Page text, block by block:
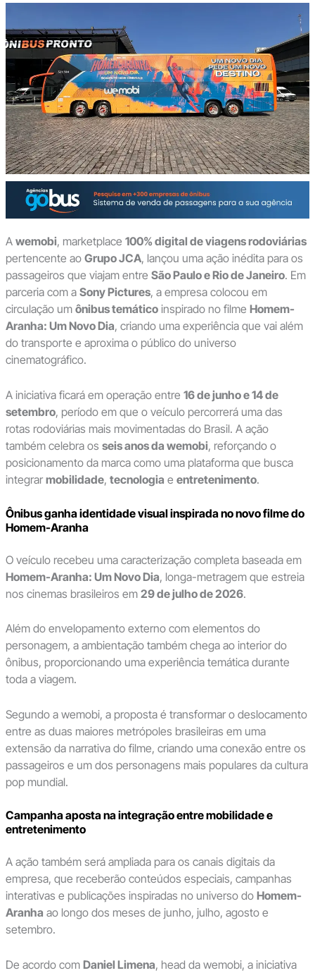
A wemobi, marketplace 100% digital de viagens rodoviárias
pertencente ao Grupo JCA, lançou uma ação inédita para os
passageiros que viajam entre São Paulo e Rio de Janeiro. Em
parceria com a Sony Pictures, a empresa colocou em
circulação um ônibus temáticoinspirado no filme Homem-
Aranha: Um Novo Dia, criando uma experiência que vai além
do transporte e aproxima o público do universo
cinematográfico.
A iniciativa ficará em operação entre 16 de junho e 14 de
setembro, período em que o veículo percorrerá uma das
rotas rodoviárias mais movimentadas do Brasil. A ação
também celebra os seis anos da wemobi, reforçando o
posicionamento da marca como uma plataforma que busca
integrar mobilidade, tecnologia e entretenimento.
Ônibus ganha identidade visual inspirada no novo filme do
Homem-Aranha
O veículo recebeu uma caracterização completa baseada em
Homem-Aranha: Um Novo Dia, longa-metragem que estreia
nos cinemas brasileiros em 29 de julho de 2026.
Além do envelopamento externo com elementos do
personagem, a ambientação também chega ao interior do
ônibus, proporcionando uma experiência temática durante
toda a viagem.
Segundo a wemobi, a proposta é transformar o deslocamento
entre as duas maiores metrópoles brasileiras em uma
extensão da narrativa do filme, criando uma conexão entre os
passageiros e um dos personagens mais populares da cultura
pop mundial.
Campanha aposta na integração entre mobilidade e
entretenimento
A ação também será ampliada para os canais digitais da
empresa, que receberão conteúdos especiais, campanhas
interativas e publicações inspiradas no universo do Homem-
Aranha ao longo dos meses de junho, julho, agosto e
setembro.
De acordo com Daniel Limena, head da wemobi, a iniciativa